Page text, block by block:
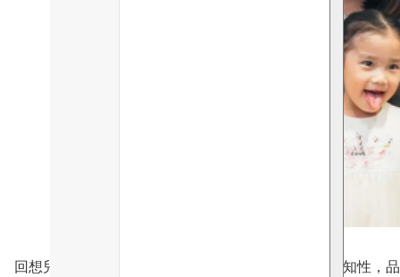
回想兒時在爺爺家踱步發呆，並沒有虛耗光陰，只要知性，